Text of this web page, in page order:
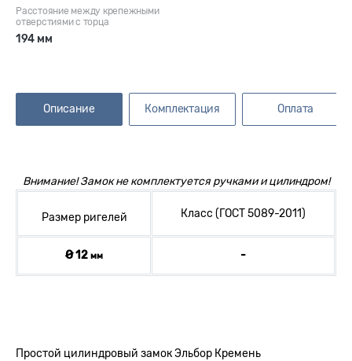
Расстояние между крепежными
отверстиями с торца
194 мм
Описание Комплектация Оплата
Внимание! Замок не комплектуется ручками и цилиндром!
Размер ригелей Класс (ГОСТ 5089-2011)
Ø 12 мм -
Простой цилиндровый замок Эльбор Кремень